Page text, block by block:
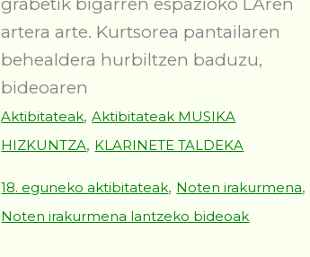
artera arte. Kurtsorea pantailaren
behealdera hurbiltzen baduzu,
bideoaren
Aktibitateak,Aktibitateak MUSIKA
HIZKUNTZA, KLARINETE TALDEKA
18. eguneko aktibitateak, Noten irakurmena,
Noten irakurmena lantzeko bideoak